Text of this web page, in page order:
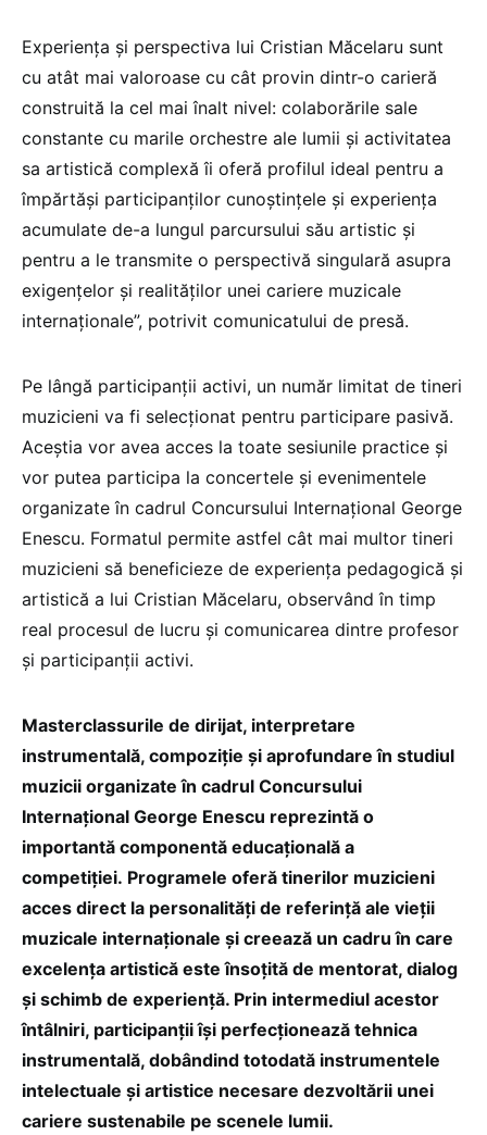
Experiența și perspectiva lui Cristian Măcelaru sunt
cu atât mai valoroase cu cât provin dintr-o carieră
construită la cel mai înalt nivel: colaborările sale
constante cu marile orchestre ale lumii și activitatea
sa artistică complexă îi oferă profilul ideal pentru a
împărtăși participanților cunoștințele și experiența
acumulate de-a lungul parcursului său artistic și
pentru a le transmite o perspectivă singulară asupra
exigențelor și realităților unei cariere muzicale
internaționale”, potrivit comunicatului de presă.
Pe lângă participanții activi, un număr limitat de tineri
muzicieni va fi selecționat pentru participare pasivă.
Aceștia vor avea acces la toate sesiunile practice și
vor putea participa la concertele și evenimentele
organizate în cadrul Concursului Internațional George
Enescu. Formatul permite astfel cât mai multor tineri
muzicieni să beneficieze de experiența pedagogică și
artistică a lui Cristian Măcelaru, observând în timp
real procesul de lucru și comunicarea dintre profesor
și participanții activi.
Masterclassurile de dirijat, interpretare
instrumentală, compoziție și aprofundare în studiul
muzicii organizate în cadrul Concursului
Internațional George Enescu reprezintă o
importantă componentă educațională a
competiției. Programele oferă tinerilor muzicieni
acces direct la personalități de referință ale vieții
muzicale internaționale și creează un cadru în care
excelența artistică este însoțită de mentorat, dialog
și schimb de experiență. Prin intermediul acestor
întâlniri, participanții își perfecționează tehnica
instrumentală, dobândind totodată instrumentele
intelectuale și artistice necesare dezvoltării unei
cariere sustenabile pe scenele lumii.